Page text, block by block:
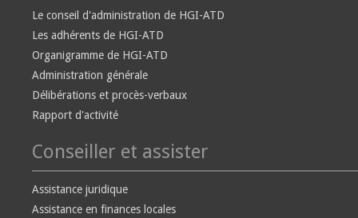
Le conseil d'administration de HGI-ATD
Les adhérents de HGI-ATD
Organigramme de HGI-ATD
Administration générale
Délibérations et procès-verbaux
Rapport d'activité
Conseiller et assister
Assistance juridique
Assistance en finances locales